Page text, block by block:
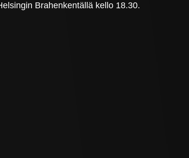
Brahenkentällä kello 18.30.